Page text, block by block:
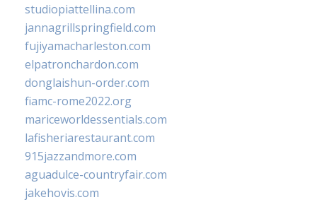
studiopiattellina.com
jannagrillspringfield.com
fujiyamacharleston.com
elpatronchardon.com
donglaishun-order.com
fiamc-rome2022.org
mariceworldessentials.com
lafisheriarestaurant.com
915jazzandmore.com
aguadulce-countryfair.com
jakehovis.com